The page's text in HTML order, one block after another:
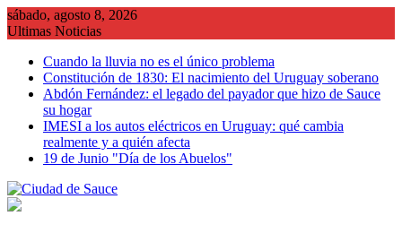
Saltar
al
sábado, agosto 8, 2026
Ultimas Noticias
Cuando la lluvia no es el único problema
Constitución de 1830: El nacimiento del Uruguay soberano
Abdón Fernández: el legado del payador que hizo de Sauce
su hogar
IMESI a los autos eléctricos en Uruguay: qué cambia
realmente y a quién afecta
19 de Junio "Día de los Abuelos"